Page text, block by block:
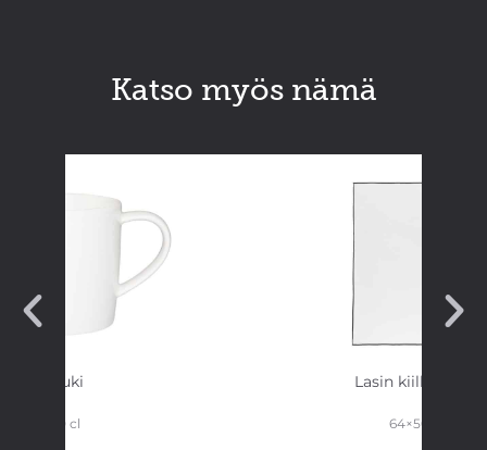
Katso myös nämä
Muki
30 cl
Lasin
64×50 cm